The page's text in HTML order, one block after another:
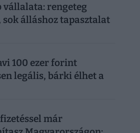
vállalata: rengeteg
sok álláshoz tapasztalat
100 ezer forint
legális, bárki élhet a
már